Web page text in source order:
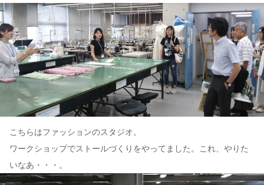
こちらはファッションのスタジオ。
ワークショップでストールづくりをやってました。これ、やりた
いなあ・・・。